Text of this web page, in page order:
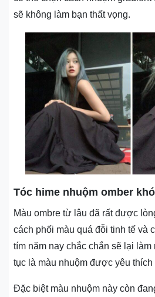
sẽ không làm bạn thất vọng.
Tóc hime nhuộm omber
Màu ombre từ lâu đã rất được
cách phối màu quá đỗi tinh tế và
tím năm nay chắc chắn sẽ lại
tục là màu nhuộm được yêu thích
Đặc biệt màu nhuộm này còn